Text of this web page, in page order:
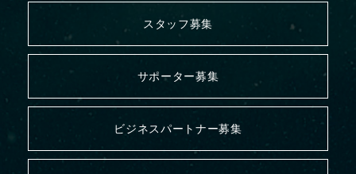
スタッフ募集
サポーター募集
ビジネスパートナー募集